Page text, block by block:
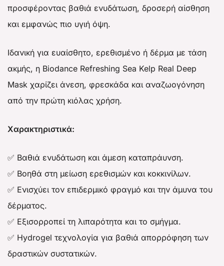
προσφέροντας βαθιά ενυδάτωση, δροσερή αίσθηση
και εμφανώς πιο υγιή όψη.
Ιδανική για ευαίσθητο, ερεθισμένο ή δέρμα με τάση
ακμής, η Biodance Refreshing Sea Kelp Real Deep
Mask χαρίζει άνεση, φρεσκάδα και αναζωογόνηση
από την πρώτη κιόλας χρήση.
Χαρακτηριστικά:
✅ Βαθιά ενυδάτωση και άμεση καταπράυνση.
✅ Βοηθά στη μείωση ερεθισμών και κοκκινίλων.
✅ Ενισχύει τον επιδερμικό φραγμό και την άμυνα του
δέρματος.
✅ Εξισορροπεί τη λιπαρότητα και το σμήγμα.
✅ Hydrogel τεχνολογία για βαθιά απορρόφηση των
δραστικών συστατικών.